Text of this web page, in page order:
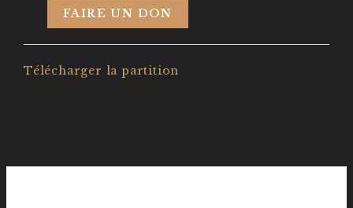
FAIRE UN DON
Télécharger la partition